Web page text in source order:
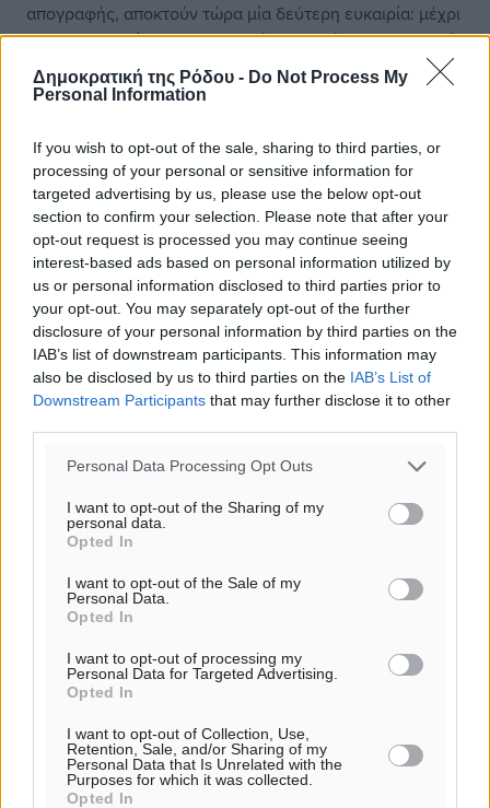
Δημοκρατική της Ρόδου - Do Not Process My
Personal Information
If you wish to opt-out of the sale, sharing to third parties, or
processing of your personal or sensitive information for
targeted advertising by us, please use the below opt-out
section to confirm your selection. Please note that after your
opt-out request is processed you may continue seeing
interest-based ads based on personal information utilized by
us or personal information disclosed to third parties prior to
your opt-out. You may separately opt-out of the further
disclosure of your personal information by third parties on the
IAB’s list of downstream participants. This information may
also be disclosed by us to third parties on the IAB’s List of
Downstream Participants that may further disclose it to other
Personal Data Processing Opt Outs
I want to opt-out of the Sharing of my
personal data.
Opted In
I want to opt-out of the Sale of my
Personal Data.
Opted In
I want to opt-out of processing my
Personal Data for Targeted Advertising.
Opted In
I want to opt-out of Collection, Use,
Retention, Sale, and/or Sharing of my
Personal Data that Is Unrelated with the
Purposes for which it was collected.
Opted In
απογραφής, αποκτούν τώρα μία δεύτερη ευκαιρία: μέχρι
τις 22 Νοεμβρίου 2026 μπορούν να ζητήσουν δικαστικά
τον διορισμό επιμελητή και πραγματογνωμόνων ώστε να
γίνει απογραφή της κληρονομίας. Στην πράξη, δίνεται
αγνοούσαν τις σχετικές προθεσμίες είτε βρέθηκαν
αντιμέτωποι με χρεωμένες κληρονομιές.
Premium Έκδοση ΤΑ ΝΕΑ
: in.gr
#Κληρονομικό Δίκαιο #Προστασία #Χρέη
Add Dimokratiki.gr on Google ↗
Στο Google News πατήστε ★ Ακολουθήστε